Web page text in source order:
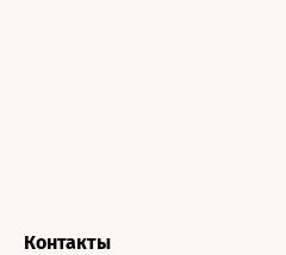
Контакты